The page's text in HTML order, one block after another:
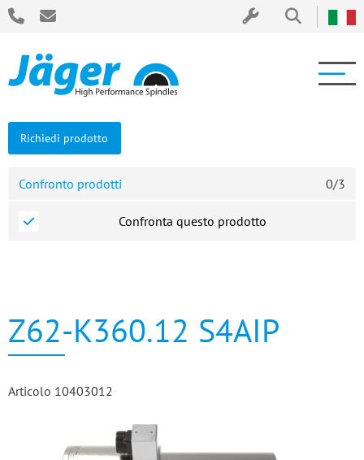
Richiedi prodotto
Confronto prodotti 0/3
Confronta questo prodotto
Z62-K360.12 S4AIP
Articolo 10403012